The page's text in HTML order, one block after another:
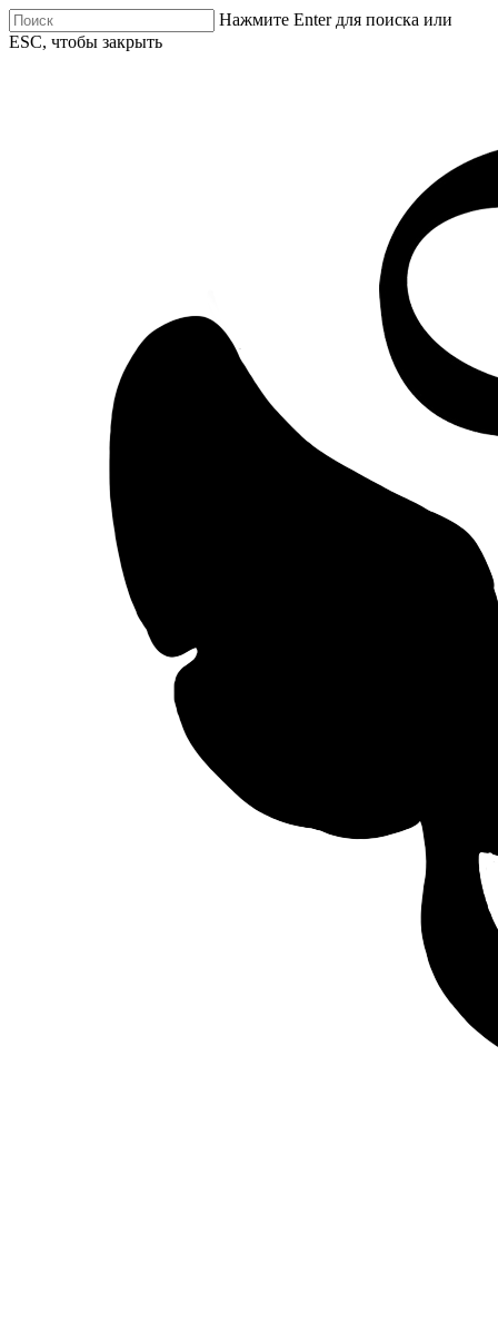
Нажмите Enter для поиска или
ESC, чтобы закрыть